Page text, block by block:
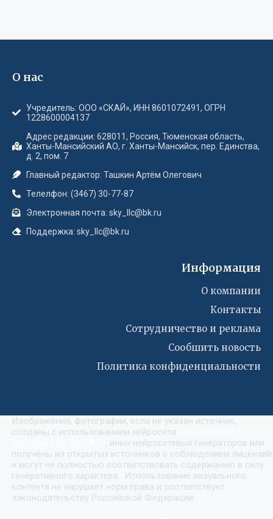
О нас
Учредитель: ООО «СКАЙ», ИНН 8601072491, ОГРН
1228600004137
Адрес редакции: 628011, Россия, Тюменская область,
Ханты-Мансийский АО, г. Ханты-Мансийск, пер. Единства,
д. 2, пом. 7
Главный редактор: Ташкин Артём Олегович
Телелфон: (3467) 30-77-87
Электронная почта: sky_llc@bk.ru
Поддержка: sky_llc@bk.ru
Информация
О компании
Контакты
Сотрудничество и реклама
Сообшить новость
Политика конфиденциальности
Изображения, фотографии, если не указан источник,
созданы с использованием нейросети
, иных нейросетевых генераторов или
получены из открытых источников с соблюдением лицензий
и могут не полностью соответствовать содержанию в силу
генеративного характера. Использование визуального
контента не нарушает норм права и соответствует
законодательству Российской Федерации.